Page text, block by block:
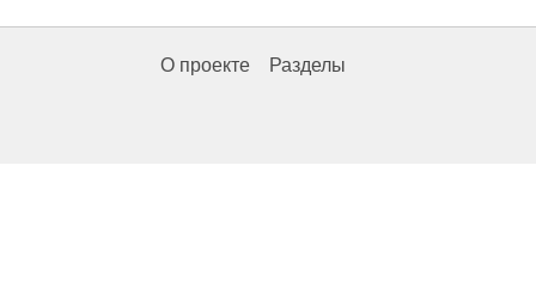
О проекте Разделы